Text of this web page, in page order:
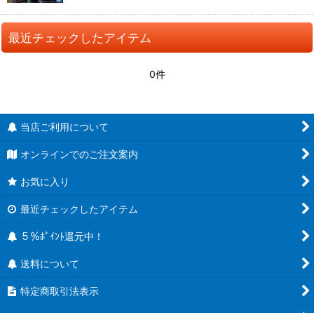
最近チェックしたアイテム
0件
当店ご利用について
オンラインでのご注文案内
お気に入り
最近チェックしたアイテム
５％ﾎﾟｲﾝﾄ還元中！
送料について
特定商取引法表示